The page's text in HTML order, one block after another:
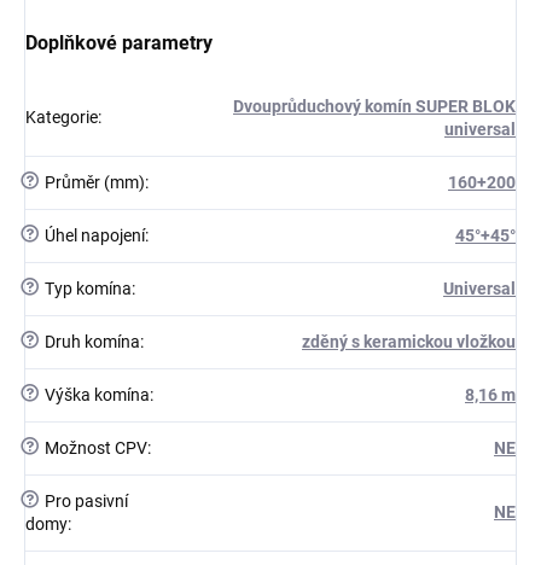
Doplňkové parametry
Kategorie:
Dvouprůduchový komín SUPER BLOK
universal
? Průměr (mm): 160+200
? Úhel napojení: 45°+45°
? Typ komína: Universal
? Druh komína: zděný s keramickou vložkou
? Výška komína: 8,16 m
? Možnost CPV: NE
?
Pro pasivní
domy:
NE